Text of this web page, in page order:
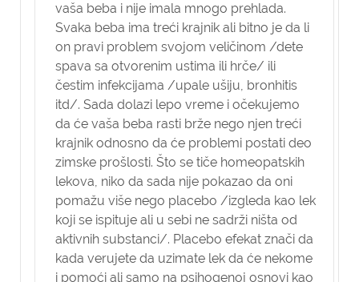
vaša beba i nije imala mnogo prehlada.
Svaka beba ima treći krajnik ali bitno je da li
on pravi problem svojom veličinom /dete
spava sa otvorenim ustima ili hrče/ ili
čestim infekcijama /upale ušiju, bronhitis
itd/. Sada dolazi lepo vreme i očekujemo
da će vaša beba rasti brže nego njen treći
krajnik odnosno da će problemi postati deo
zimske prošlosti. Što se tiče homeopatskih
lekova, niko da sada nije pokazao da oni
pomažu više nego placebo /izgleda kao lek
koji se ispituje ali u sebi ne sadrži ništa od
aktivnih substanci/. Placebo efekat znači da
kada verujete da uzimate lek da će nekome
i pomoći ali samo na psihogenoj osnovi kao